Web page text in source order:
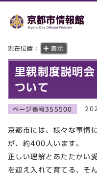
現在位置： 表示
里親制度説明
ついて
ページ番号355500
京都市には、様々な事情
が、約400人います。
正しい理解とあたたかい
を迎え入れて育てる、そ